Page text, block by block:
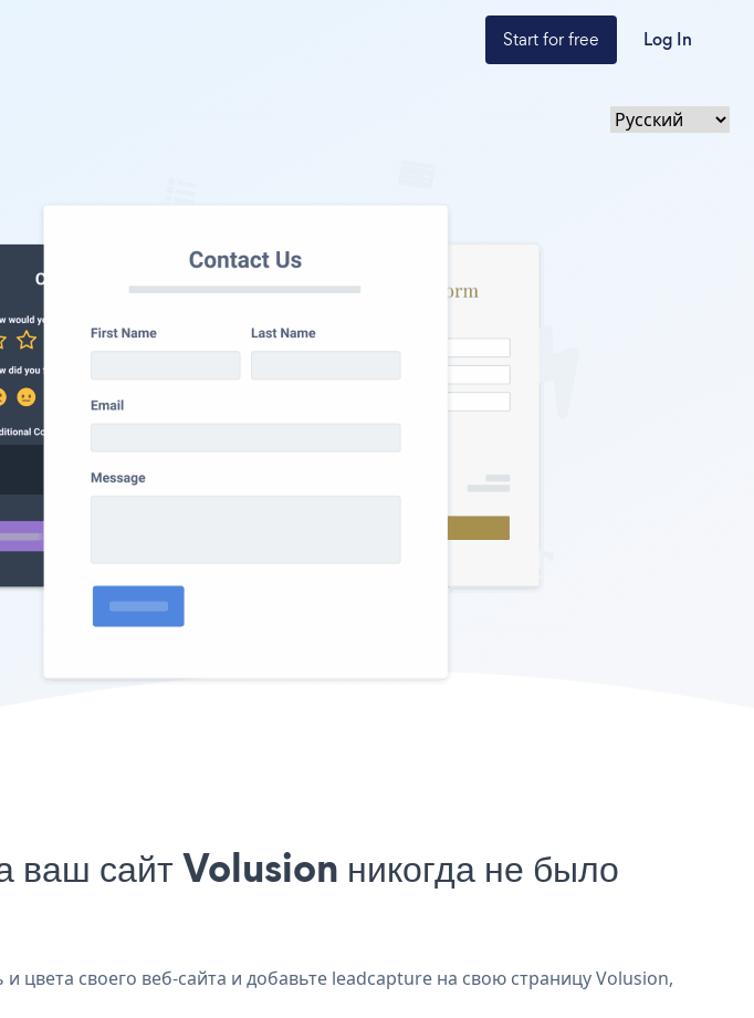
Start for free Log In
сайт Volusion никогда не было
своего веб-сайта и добавьте leadcapture на свою страницу Volusion,